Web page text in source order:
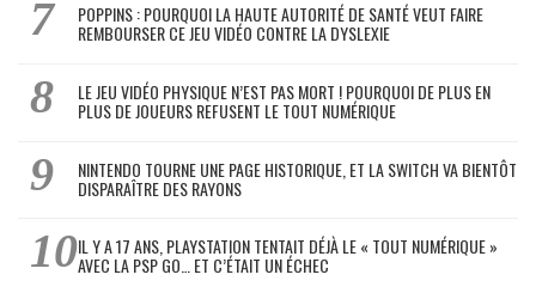
POPPINS : POURQUOI LA HAUTE AUTORITÉ DE SANTÉ VEUT FAIRE
REMBOURSER CE JEU VIDÉO CONTRE LA DYSLEXIE
LE JEU VIDÉO PHYSIQUE N’EST PAS MORT ! POURQUOI DE PLUS EN
PLUS DE JOUEURS REFUSENT LE TOUT NUMÉRIQUE
NINTENDO TOURNE UNE PAGE HISTORIQUE, ET LA SWITCH VA BIENTÔT
DISPARAÎTRE DES RAYONS
IL Y A 17 ANS, PLAYSTATION TENTAIT DÉJÀ LE « TOUT NUMÉRIQUE »
AVEC LA PSP GO… ET C’ÉTAIT UN ÉCHEC